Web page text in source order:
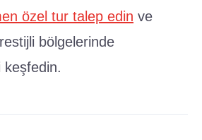
özel tur talep edin ve
bölgelerinde
keşfedin.